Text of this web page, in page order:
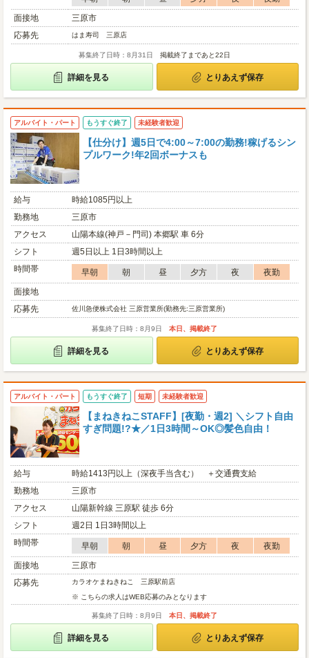
面接地
三原市
応募先
はま寿司 三原店
募集終了日時：8月31日 掲載終了まであと22日
詳細を見る とりあえず保存
アルバイト・パート もうすぐ終了 未経験者歓迎
【仕分け】週5日で4:00～7:00の勤務!稼げるシン
プルワーク!年2回ボーナスも
給与
時給1085円以上
勤務地
三原市
アクセス
山陽本線(神戸－門司) 本郷駅 車 6分
シフト
週5日以上 1日3時間以上
時間帯
早朝 朝 昼 夕方 夜
夜勤
面接地
応募先
佐川急便株式会社 三原営業所(勤務先:三原営業所)
募集終了日時：8月9日 本日、掲載終了
詳細を見る とりあえず保存
アルバイト・パート もうすぐ終了 短期 未経験者歓迎
【まねきねこSTAFF】[夜勤・週2] ＼シフト自由
すぎ問題!?★／1日3時間～OK◎髪色自由！
給与
時給1413円以上（深夜手当含む） ＋交通費支給
勤務地
三原市
アクセス
山陽新幹線 三原駅 徒歩 6分
シフト
週2日 1日3時間以上
時間帯
早朝 朝 昼 夕方 夜
夜勤
面接地
三原市
応募先
カラオケまねきねこ 三原駅前店
※ こちらの求人はWEB応募のみとなります
募集終了日時：8月9日 本日、掲載終了
詳細を見る とりあえず保存